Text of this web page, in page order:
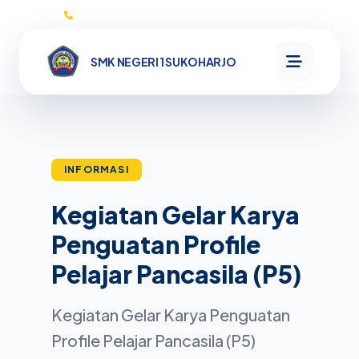
SMK NEGERI 1 SUKOHARJO
Beranda
Informasi
Profil
Kata
Sambutan
Program
INFORMASI
Kegiatan Gelar Karya
Penguatan Profile
Pelajar Pancasila (P5)
Kegiatan Gelar Karya Penguatan
Profile Pelajar Pancasila (P5)